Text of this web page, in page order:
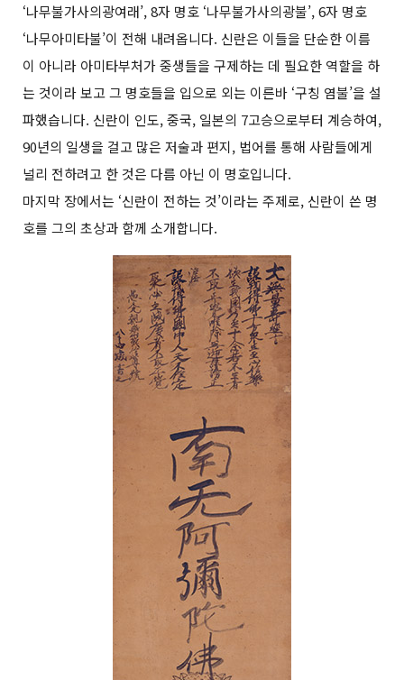
‘나무불가사의광여래’, 8자 명호 ‘나무불가사의광불’, 6자 명호
‘나무아미타불’이 전해 내려옵니다. 신란은 이들을 단순한 이름
이 아니라 아미타부처가 중생들을 구제하는 데 필요한 역할을 하
는 것이라 보고 그 명호들을 입으로 외는 이른바 ‘구칭 염불’을 설
파했습니다. 신란이 인도, 중국, 일본의 7고승으로부터 계승하여,
90년의 일생을 걸고 많은 저술과 편지, 법어를 통해 사람들에게
널리 전하려고 한 것은 다름 아닌 이 명호입니다.
마지막 장에서는 ‘신란이 전하는 것’이라는 주제로, 신란이 쓴 명
호를 그의 초상과 함께 소개합니다.